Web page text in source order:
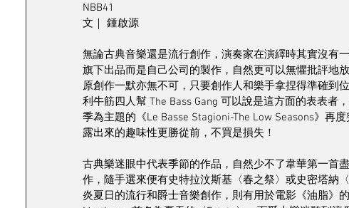
NBB41
文｜ 鍾啟源
無論古典音樂還是流行創作，演奏家在演繹時其實沒有
旗下出品而是自己公司的製作，自然更可以無懼批評地
原創作一默亦無不可，只要創作人和樂手拿捏得準確到
利牛筋四人幫 The Bass Gang 可以說是這方面的表表者
季為主題的《Le Basse Stagioni-The Low Seasons》再
露出來的趣味性更勝從前，不買是損失！
古典樂迷眼中代表季節的作品，自然少不了韋華第一首
作，隨手選來便有史特拉汶斯基〈春之祭〉或史密塔納
炎夏日的流行和爵士音樂創作，則有用於電影《油脂》